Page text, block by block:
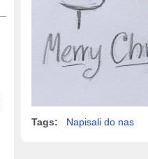
Tags: Napisali do nas